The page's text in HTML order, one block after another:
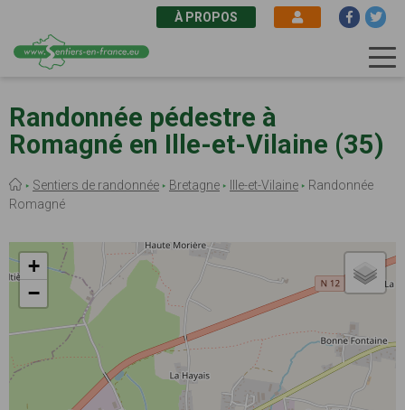
au
contenu
principal
À PROPOS
Randonnée pédestre à
Romagné en Ille-et-Vilaine (35)
Fil
d'Ariane
Sentiers de randonnée Bretagne Ille-et-Vilaine
Randonnée
Romagné
+
−